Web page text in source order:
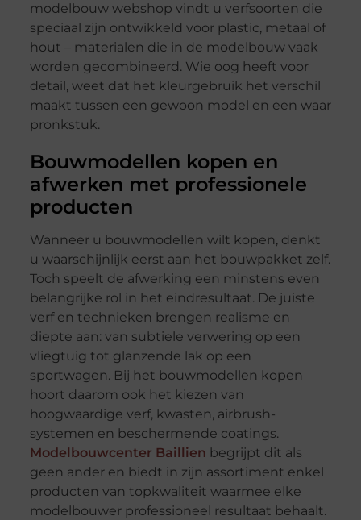
modelbouw webshop vindt u verfsoorten die
speciaal zijn ontwikkeld voor plastic, metaal of
hout – materialen die in de modelbouw vaak
worden gecombineerd. Wie oog heeft voor
detail, weet dat het kleurgebruik het verschil
maakt tussen een gewoon model en een waar
pronkstuk.
Bouwmodellen kopen en
afwerken met professionele
producten
Wanneer u bouwmodellen wilt kopen, denkt
u waarschijnlijk eerst aan het bouwpakket zelf.
Toch speelt de afwerking een minstens even
belangrijke rol in het eindresultaat. De juiste
verf en technieken brengen realisme en
diepte aan: van subtiele verwering op een
vliegtuig tot glanzende lak op een
sportwagen. Bij het bouwmodellen kopen
hoort daarom ook het kiezen van
hoogwaardige verf, kwasten, airbrush-
systemen en beschermende coatings.
Modelbouwcenter Baillien begrijpt dit als
geen ander en biedt in zijn assortiment enkel
producten van topkwaliteit waarmee elke
modelbouwer professioneel resultaat behaalt.